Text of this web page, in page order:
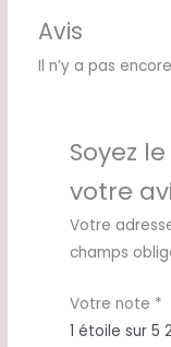
Avis
Il n’y a pas
Soyez
votre
Votre
champs
Votre note *
1 étoile sur 5